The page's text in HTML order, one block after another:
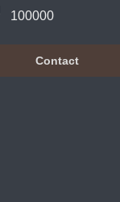
100000
Contact